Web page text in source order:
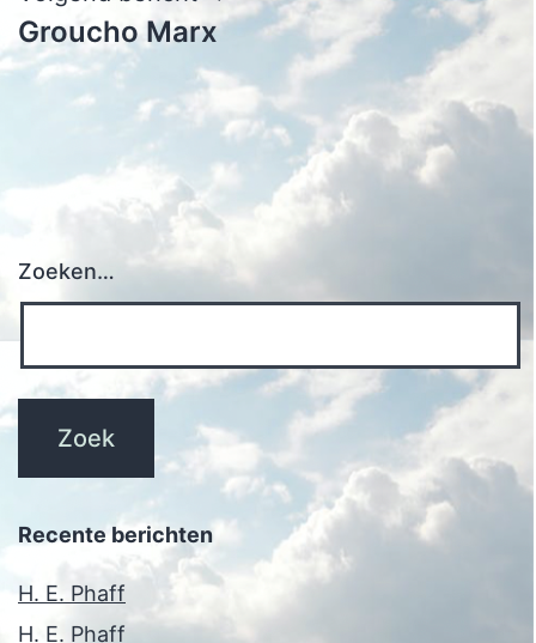
Groucho Marx
Zoeken…
Recente berichten
H. E. Phaff
H. E. Phaff